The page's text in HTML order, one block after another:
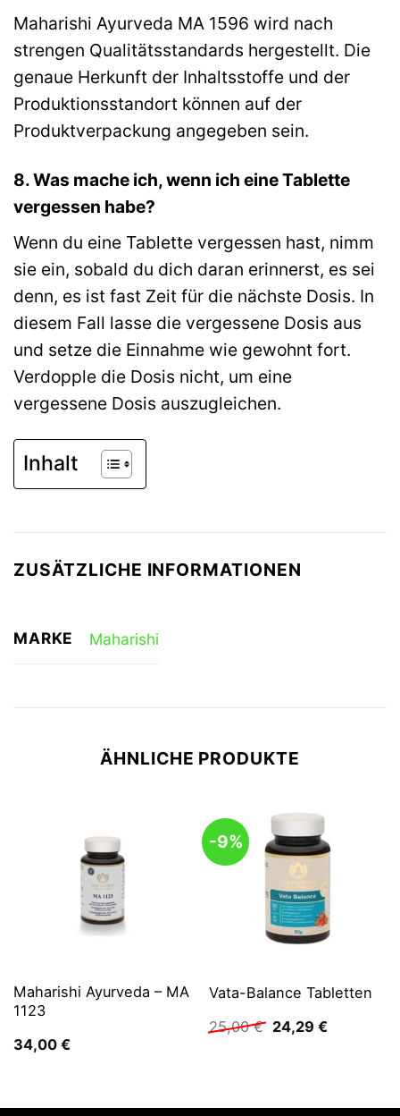
Maharishi Ayurveda MA 1596 wird nach
strengen Qualitätsstandards hergestellt. Die
genaue Herkunft der Inhaltsstoffe und der
Produktionsstandort können auf der
Produktverpackung angegeben sein.
8. Was mache ich, wenn ich eine Tablette
vergessen habe?
Wenn du eine Tablette vergessen hast, nimm
sie ein, sobald du dich daran erinnerst, es sei
denn, es ist fast Zeit für die nächste Dosis. In
diesem Fall lasse die vergessene Dosis aus
und setze die Einnahme wie gewohnt fort.
Verdopple die Dosis nicht, um eine
vergessene Dosis auszugleichen.
Inhalt
ZUSÄTZLICHE INFORMATIONEN
MARKE Maharishi
ÄHNLICHE PRODUKTE
Maharishi Ayurveda – MA
1123
34,00 €
-9%
Vata-Balance Tabletten
25,00€ Ursprünglicher
Preis
24,29 €Aktueller